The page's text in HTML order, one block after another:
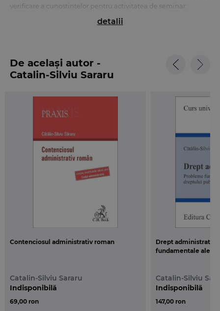
verificare a cunostintelor pentru activitatea de seminar.
urmarind sa dezvolte deprinderile studentului/masterandului
de a opera cu notiunile specifice dreptului administrativ in
pe intelegerea unor notiuni in comparatie cu altele. Pentru a
antrenat intr-o munca de cercetare pe cont propriu a literaturii
juridice de specialitate si a legislatiei in domeniu.
detalii
De același autor -
Catalin-Silviu Sararu
Contenciosul administrativ roman
Catalin-Silviu Sararu
69,00 ron
Indisponibilă
Drept administrativ.
fundamentale ale
Catalin-Silviu
147,00 ron
Indisponibilă